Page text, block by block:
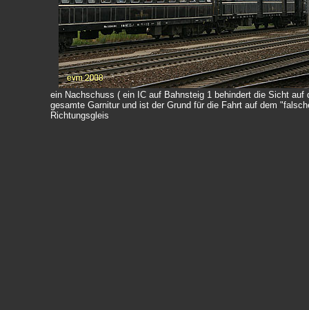
ein Nachschuss ( ein IC auf Bahnsteig 1 behindert die Sicht auf
gesamte Garnitur und ist der Grund für die Fahrt auf dem
Richtungsgleis